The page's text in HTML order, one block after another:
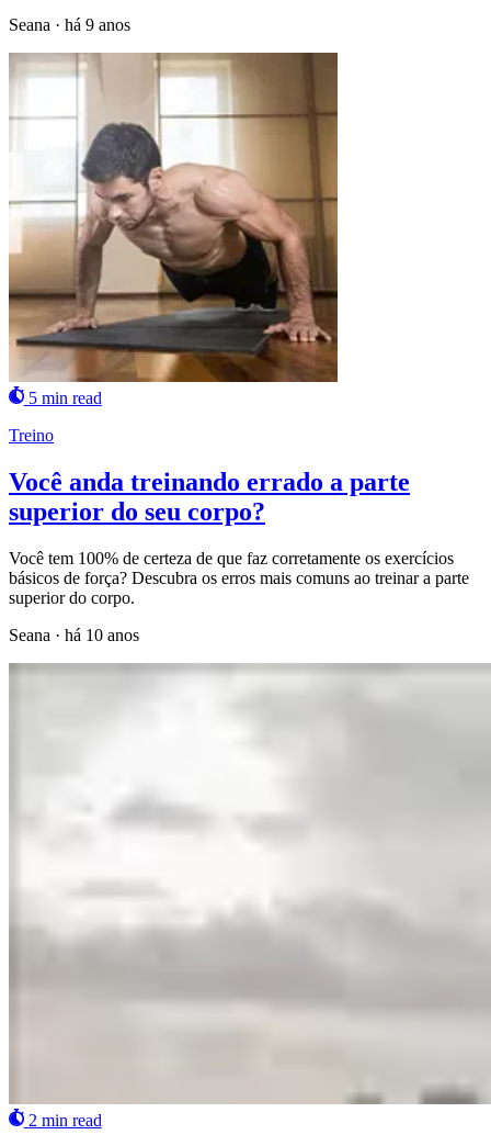
Seana · há 9 anos
5 min read
Treino
Você anda treinando errado a parte
superior do seu corpo?
Você tem 100% de certeza de que faz corretamente os exercícios
básicos de força? Descubra os erros mais comuns ao treinar a parte
superior do corpo.
Seana · há 10 anos
2 min read